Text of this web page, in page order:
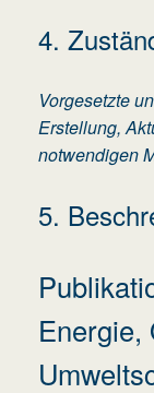
4.
Vorgesetzte
Erstellung,
notwendigen
5.
Energie,